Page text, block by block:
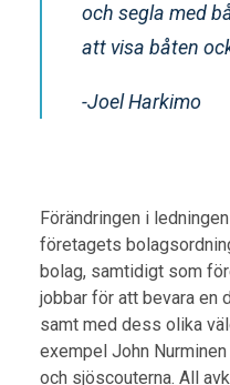
och segla med
att visa båten
-Joel Harkimo
Förändringen i
företagets
bolag, samtidigt som
jobbar för att bevara en
samt med dess olika
exempel John
och sjöscouterna. All